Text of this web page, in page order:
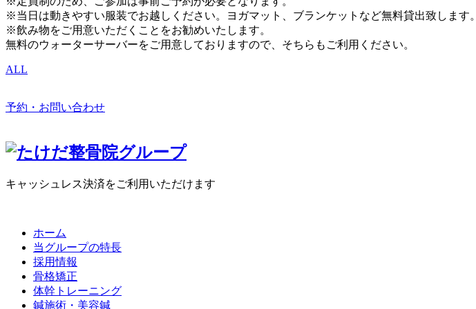
※当日は動きやすい服装でお越しください。ヨガマット、ブランケットなど無料貸出致します。
※飲み物をご用意いただくことをお勧めいたします。
無料のウォーターサーバーをご用意しておりますので、そちらもご利用ください。
ALL
予約・お問い合わせ
キャッシュレス決済をご利用いただけます
ホーム
当グループの特長
採用情報
骨格矯正
体幹トレーニング
鍼施術・美容鍼